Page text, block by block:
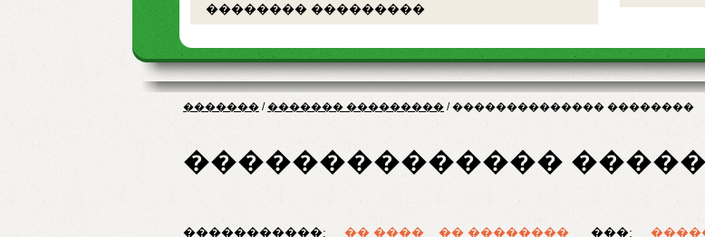
�������� ���������
������� /������� ��������� /�������������� ��������
��������������
�����������: �� ���� �� �������� ���: